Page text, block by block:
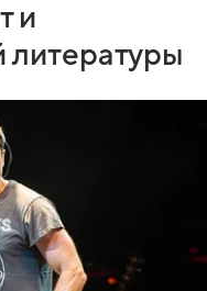
и
литературы